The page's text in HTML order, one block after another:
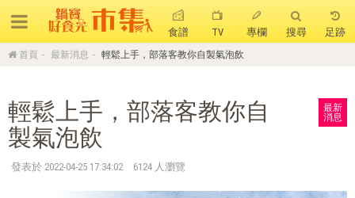
食譜 TV 專欄 搜尋 足跡
首頁 最新消息 輕鬆上手，部落客教你自製氣泡飲
輕鬆上手，部落客教你自
製氣泡飲
發表於 2022-04-25 17:34:02 6124 人瀏覽
最新
消息
熱門搜尋
聚油不沾鍋
珍珠粗吸管杯 可微波保鮮盒